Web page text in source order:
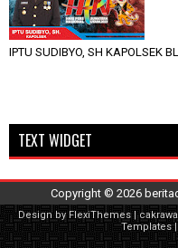
IPTU SUDIBYO, SH KAPOLSEK
TEXT WIDGET
Copyright © 2026
Design by FlexiThemes|
Templates|